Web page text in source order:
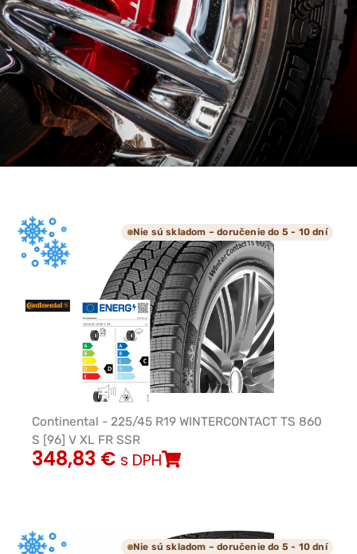
Nie sú skladom – doručenie do 5 - 10 dní
Continental - 225/45 R19 WINTERCONTACT TS 860
S [96] V XL FR SSR
348,83 € s DPH
Nie sú skladom – doručenie do 5 - 10 dní